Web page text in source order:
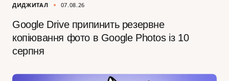
ДИДЖИТАЛ 07.08.26
Google Drive припинить резервне
копіювання фото в Google Photos із 10
серпня